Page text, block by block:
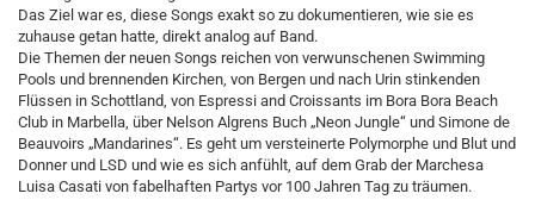
Das Ziel war es, diese Songs exakt so zu dokumentieren, wie sie es
zuhause getan hatte, direkt analog auf Band.
Die Themen der neuen Songs reichen von verwunschenen Swimming
Pools und brennenden Kirchen, von Bergen und nach Urin stinkenden
Flüssen in Schottland, von Espressi and Croissants im Bora Bora Beach
Club in Marbella, über Nelson Algrens Buch „Neon Jungle“ und Simone de
Beauvoirs „Mandarines“. Es geht um versteinerte Polymorphe und Blut und
Donner und LSD und wie es sich anfühlt, auf dem Grab der Marchesa
Luisa Casati von fabelhaften Partys vor 100 Jahren Tag zu träumen.